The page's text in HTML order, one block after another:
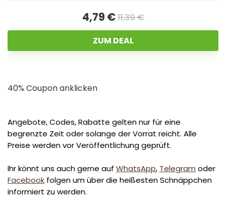
4,79 €11,39 €
ZUM DEAL
40% Coupon anklicken
Angebote, Codes, Rabatte gelten nur für eine
begrenzte Zeit oder solange der Vorrat reicht. Alle
Preise werden vor Veröffentlichung geprüft.
Ihr könnt uns auch gerne auf WhatsApp, Telegram oder
Facebook folgen um über die heißesten Schnäppchen
informiert zu werden.